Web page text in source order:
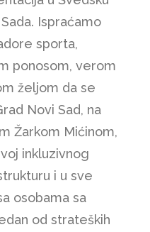
Ispraćamo
sporta,
ponosom, verom
željom da se
Novi Sad, na
Žarkom Mićinom,
inkluzivnog
i u sve
osobama sa
od strateških